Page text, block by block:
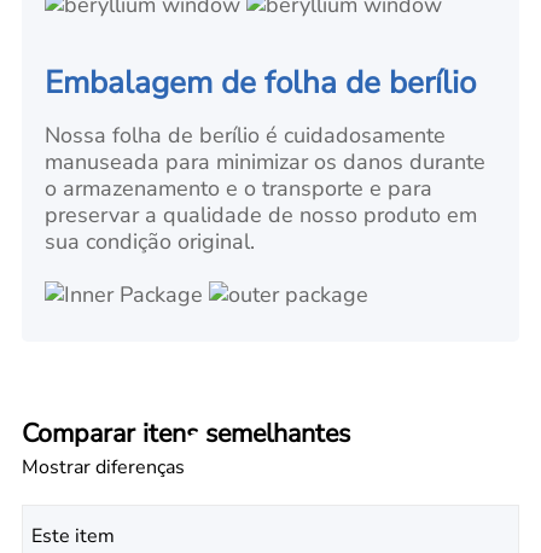
Embalagem de folha de berílio
Nossa folha de berílio é cuidadosamente
manuseada para minimizar os danos durante
o armazenamento e o transporte e para
preservar a qualidade de nosso produto em
sua condição original.
Comparar itens semelhantes
Mostrar diferenças
Este item